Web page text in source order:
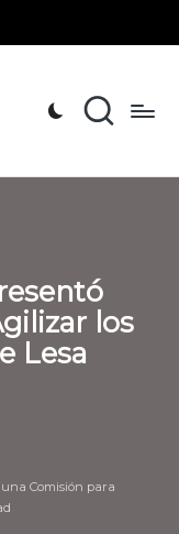
los
Lesa
Comisión para